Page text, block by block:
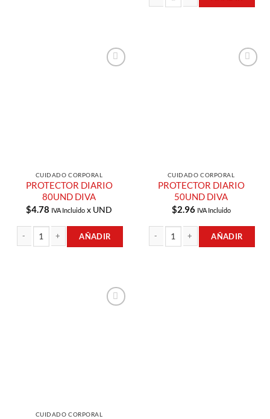
CUIDADO CORPORAL
PROTECTOR DIARIO
80UND DIVA
$4.78 IVA Incluido x UND
AÑADIR
CUIDADO CORPORAL
PROTECTOR DIARIO
50UND DIVA
$2.96 IVA Incluido
AÑADIR
CUIDADO CORPORAL